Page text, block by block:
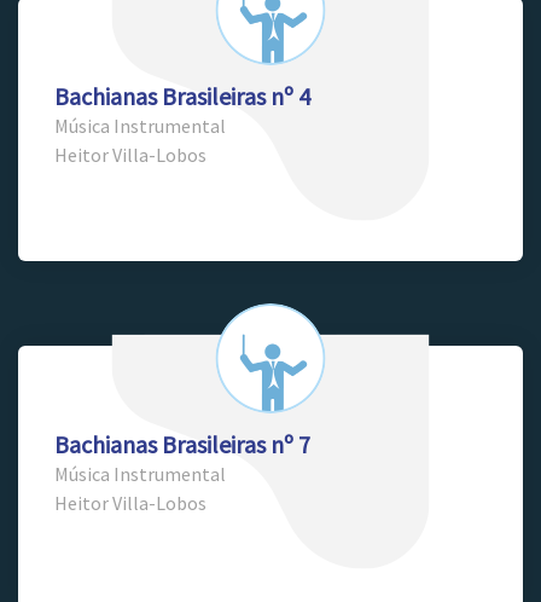
Bachianas Brasileiras nº 4
Música Instrumental
Heitor Villa-Lobos
Bachianas Brasileiras nº 7
Música Instrumental
Heitor Villa-Lobos